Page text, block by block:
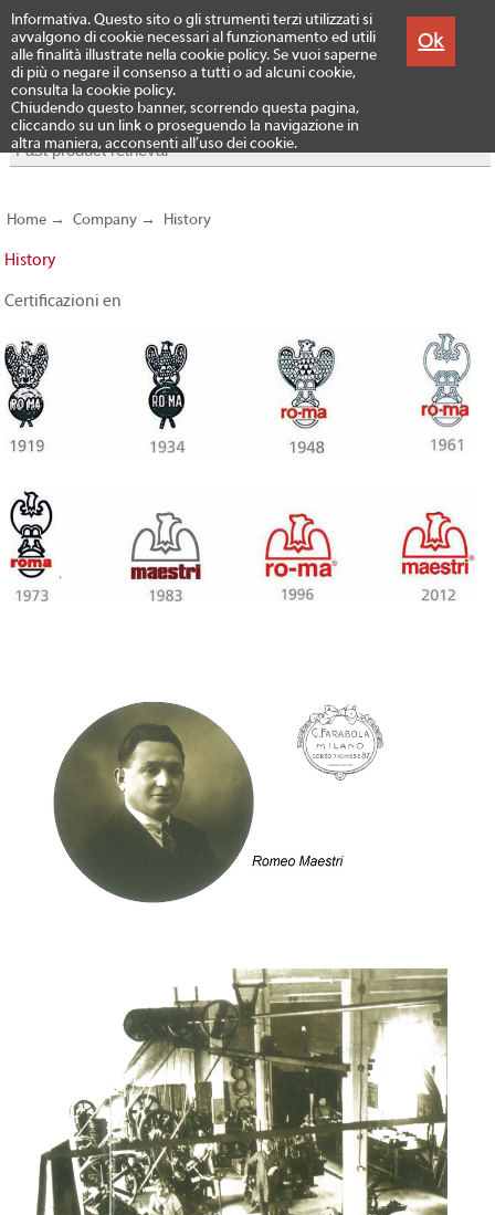
Informativa. Questo sito o gli strumenti terzi utilizzati si
avvalgono di cookie necessari al funzionamento ed utili
alle finalità illustrate nella cookie policy. Se vuoi saperne
di più o negare il consenso a tutti o ad alcuni cookie,
consulta la cookie policy.
Chiudendo questo banner, scorrendo questa pagina,
cliccando su un link o proseguendo la navigazione in
altra maniera, acconsenti all’uso dei cookie.
Ok
Menu Products
Home→ Company → History
History
Certificazioni en